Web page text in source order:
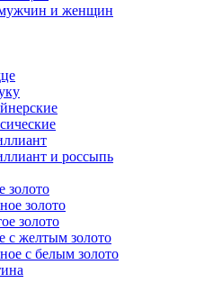
и женщин
и россыпь
золото
золото
золото
с желтым золото
с белым золото